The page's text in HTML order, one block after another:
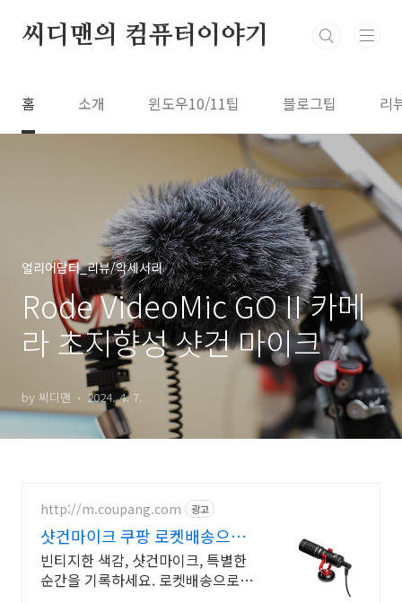
씨디맨의 컴퓨터이야기
홈 소개 윈도우10/11팁 블로그팁 리
얼리어답터_리뷰/악세서리
Rode VideoMic GO II 카메
라 초지향성 샷건 마이크
by 씨디맨 2024. 4. 7.
http://m.coupang.com 광고
샷건마이크 쿠팡 로켓배송으로
빠르게 받아봐요
빈티지한 색감, 샷건마이크, 특별한
순간을 기록하세요. 로켓배송으로